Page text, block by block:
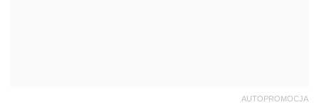
AUTOPROMOCJA